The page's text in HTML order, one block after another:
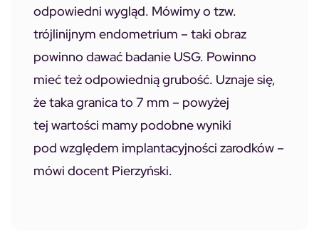
odpowiedni wygląd. Mówimy o tzw.
trójlinijnym endometrium – taki obraz
powinno dawać badanie USG. Powinno
mieć też odpowiednią grubość. Uznaje się,
że taka granica to 7 mm – powyżej
tej wartości mamy podobne wyniki
pod względem implantacyjności zarodków –
mówi docent Pierzyński.